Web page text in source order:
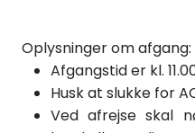
Oplysninger om afgang:
Afgangstid er kl.
Husk at slukke for
Ved afrejse skal